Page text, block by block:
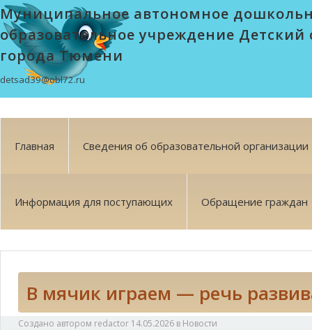
Муниципальное автономное
образовательное учреждение Детский
города Тюмени
detsad39@obl72.ru
Главная Сведения об образовательной организации
Информация для поступающих Обращение граждан
В мячик играем — речь
Создано автором redactor 14.05.2026 в Новости